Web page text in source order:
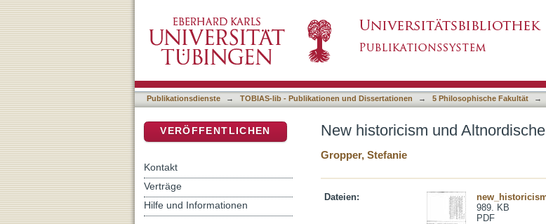
Publikationsdienste → TOBIAS-lib - Publikationen und Dissertationen → 5 Philosophische Fakultät →
New historicism und
Gropper, Stefanie
Dateien:
989. KB
PDF
VERÖFFENTLICHEN
Kontakt
Verträge
Hilfe und Informationen